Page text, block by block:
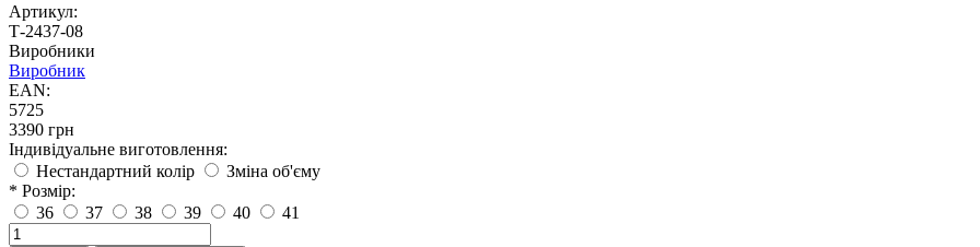
Артикул:
Т-2437-08
Виробники
Виробник
EAN:
5725
3390 грн
Індивідуальне виготовлення:
Нестандартний колір
Зміна об'єму
* Розмір:
36
37 38 39 40 41